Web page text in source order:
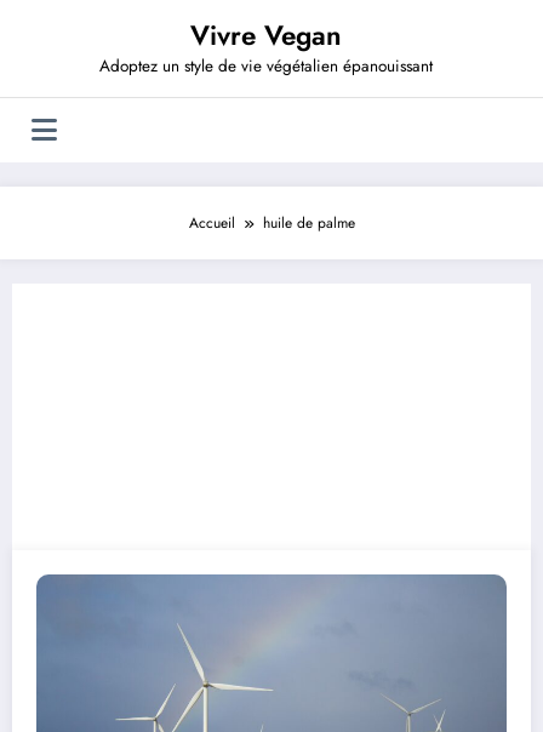
Vivre Vegan
Adoptez un style de vie végétalien épanouissant
Accueil huile de palme